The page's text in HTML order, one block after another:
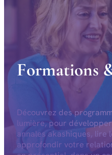
Formations
Découvrez des
lumière, pour
annales akashiques, lire
approfondir votre